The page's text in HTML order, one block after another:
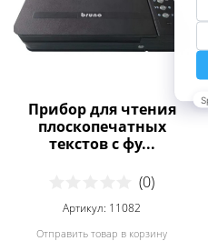
Прибор для чтения
плоскопечатных
текстов с фу...
(0)
Артикул: 11082
Отправить товар в корзину